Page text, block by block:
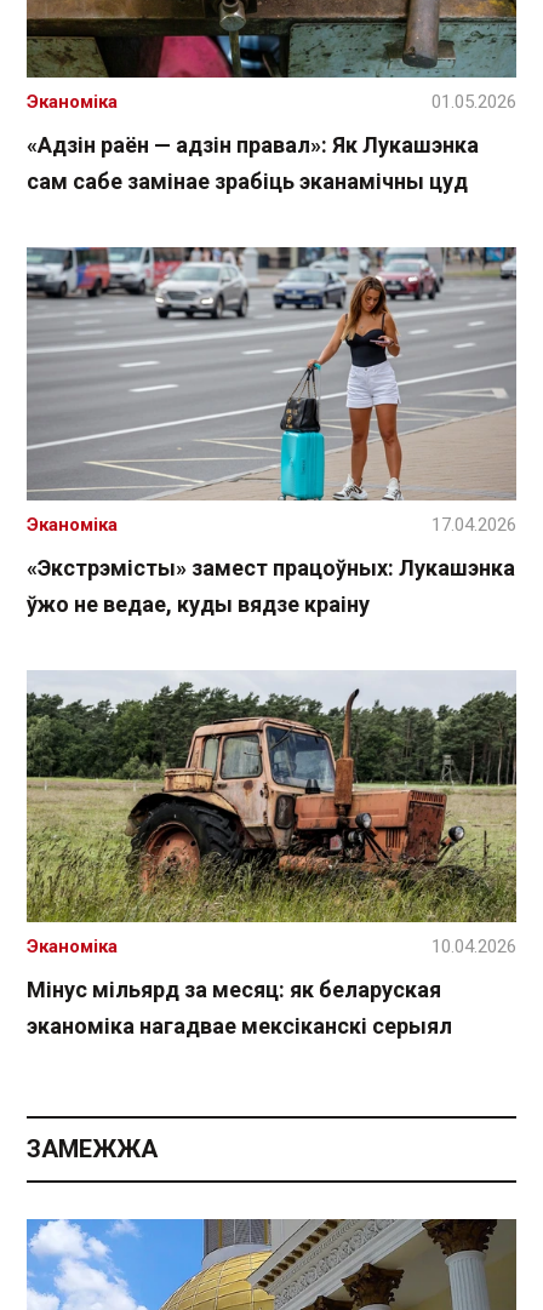
«Адзін раён — адзін правал»: Як Лукашэнка
сам сабе замінае зрабіць эканамічны цуд
Эканоміка 01.05.2026
«Экстрэмісты» замест працоўных: Лукашэнка
ўжо не ведае, куды вядзе краіну
Эканоміка 17.04.2026
Мінус мільярд за месяц: як беларуская
эканоміка нагадвае мексіканскі серыял
Эканоміка 10.04.2026
ЗАМЕЖЖА